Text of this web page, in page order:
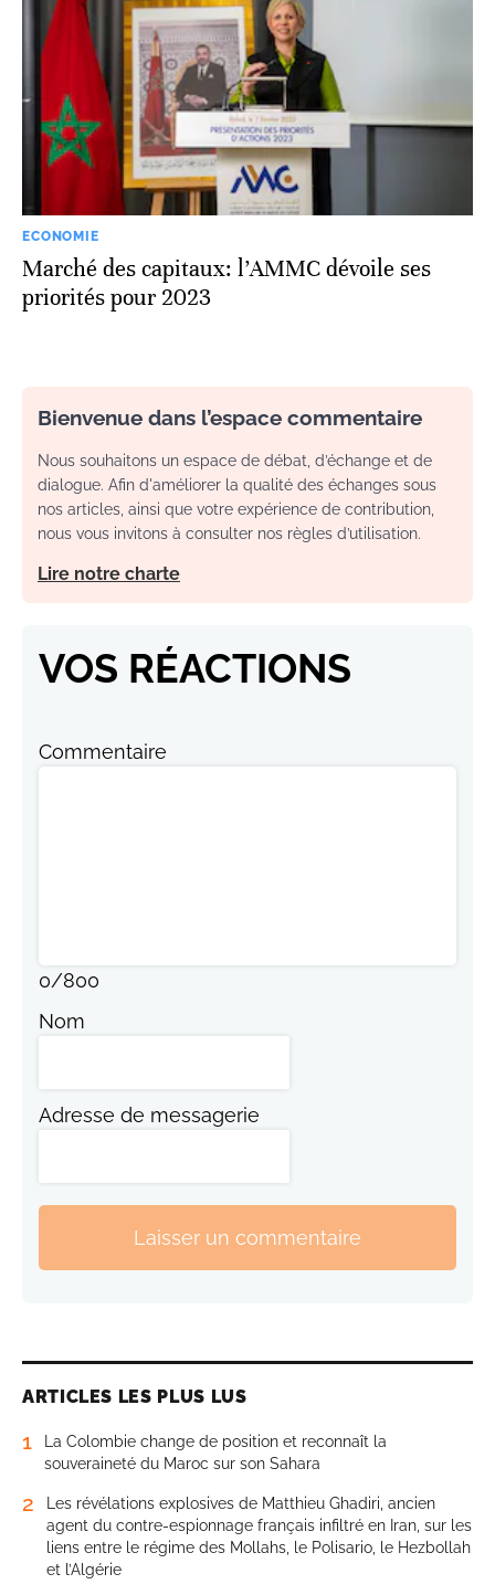
ECONOMIE
Marché des capitaux: l’AMMC dévoile ses
priorités pour 2023
Bienvenue dans l’espace commentaire
Nous souhaitons un espace de débat, d’échange et de
dialogue. Afin d'améliorer la qualité des échanges sous
nos articles, ainsi que votre expérience de contribution,
nous vous invitons à consulter nos règles d’utilisation.
Lire notre charte
VOS RÉACTIONS
Commentaire
0/800
Nom
Adresse de messagerie
Laisser un commentaire
ARTICLES LES PLUS LUS
1
La Colombie change de position et reconnaît la
souveraineté du Maroc sur son Sahara
2
Les révélations explosives de Matthieu Ghadiri, ancien
agent du contre-espionnage français infiltré en Iran, sur les
liens entre le régime des Mollahs, le Polisario, le Hezbollah
et l’Algérie